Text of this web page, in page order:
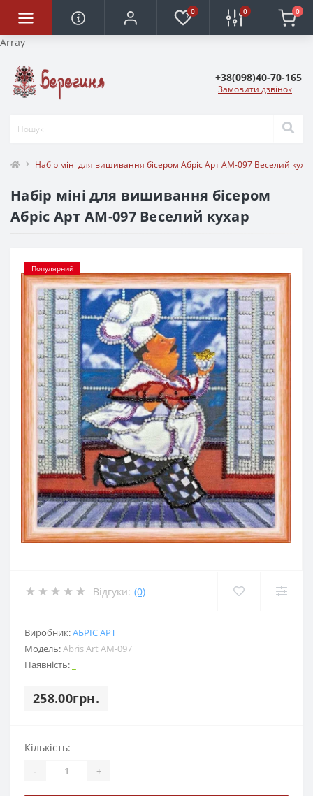
Array
0 0 0
+38(098)40-70-165
Замовити дзвінок
Набір міні для вишивання бісером Абріс Арт АМ-097 Веселий
Набір міні для вишивання бісером
Абріс Арт АМ-097 Веселий кухар
Популярний
Відгуки: (0)
Виробник:АБРІС АРТ
Модель:Abris Art АМ-097
Наявність:
258.00грн.
Кількість:
- +